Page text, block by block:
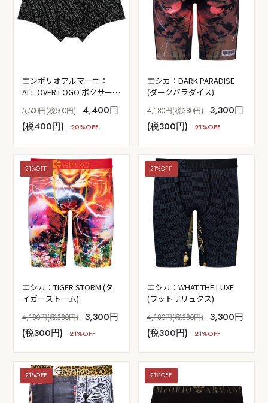
エンポリオアルマーニ：
ALL OVER LOGO ボクサーパ
5,500円(税500円)
4,400円
(税400円)
20%OFF
エシカ：DARK PARADISE
(ダークパラダイス)
4,180円(税380円)
3,300円
(税300円)
21%OFF
21%OFF
エシカ：TIGER STORM (タ
イガーストーム)
4,180円(税380円) 3,300円
(税300円)
21%OFF
21%OFF
エシカ：WHAT THE LUXE
(ワットザリュクス)
4,180円(税380円)
3,300円
(税300円)
21%OFF
21%OFF 21%OFF